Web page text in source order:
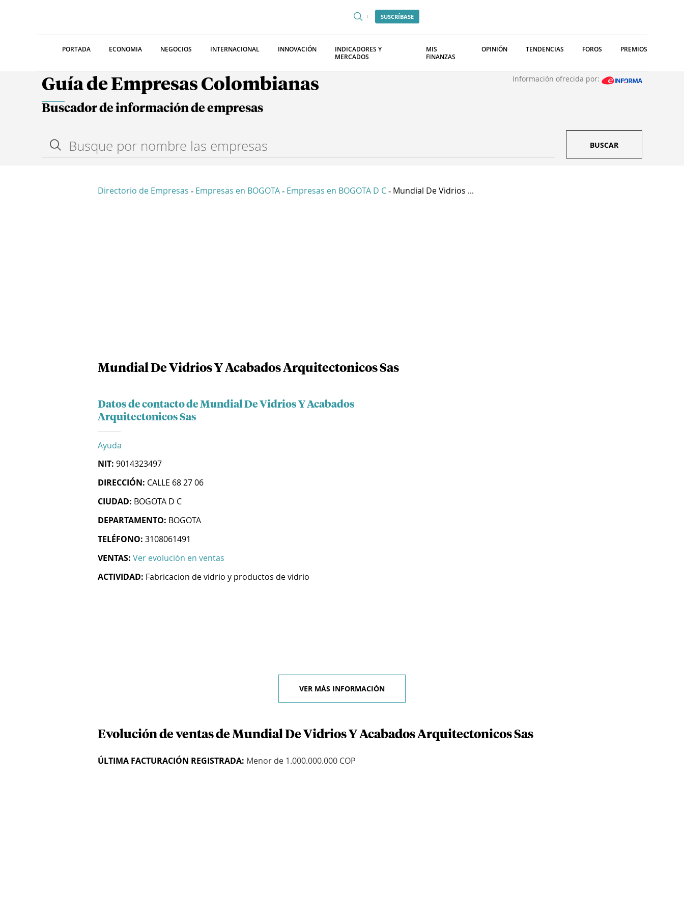
SUSCRÍBASE
PORTADA ECONOMIA NEGOCIOS INTERNACIONAL INNOVACIÓN
INDICADORES Y
MERCADOS
MIS
FINANZAS
OPINIÓN TENDENCIAS FOROS PREMIOS
Guía de Empresas Colombianas Información ofrecida por:
Buscador de información de empresas
BUSCAR
Directorio de Empresas - Empresas en BOGOTA - Empresas en BOGOTA D C - Mundial De Vidrios ...
Mundial De Vidrios Y Acabados Arquitectonicos Sas
Datos de contacto de Mundial De Vidrios Y Acabados
Arquitectonicos Sas
Ayuda
NIT: 9014323497
DIRECCIÓN: CALLE 68 27 06
CIUDAD: BOGOTA D C
DEPARTAMENTO: BOGOTA
TELÉFONO: 3108061491
VENTAS: Ver evolución en ventas
ACTIVIDAD: Fabricacion de vidrio y productos de vidrio
VER MÁS INFORMACIÓN
Evolución de ventas de Mundial De Vidrios Y Acabados Arquitectonicos Sas
ÚLTIMA FACTURACIÓN REGISTRADA: Menor de 1.000.000.000 COP